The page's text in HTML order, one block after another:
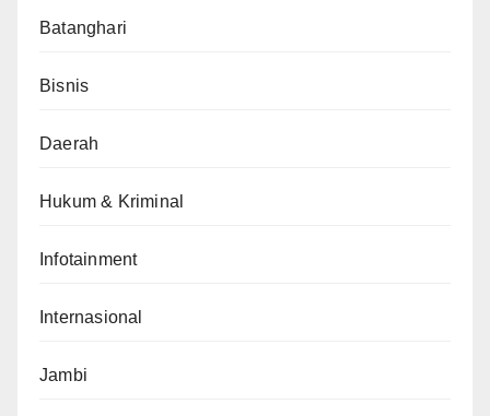
Batanghari
Bisnis
Daerah
Hukum & Kriminal
Infotainment
Internasional
Jambi